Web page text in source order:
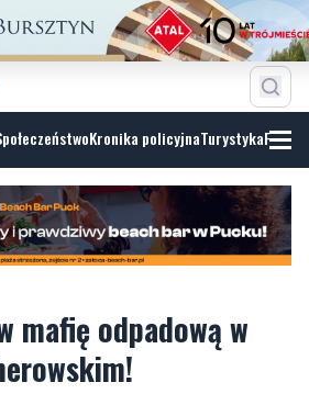
Kronika policyjnaTurystyka
mafię odpadową w